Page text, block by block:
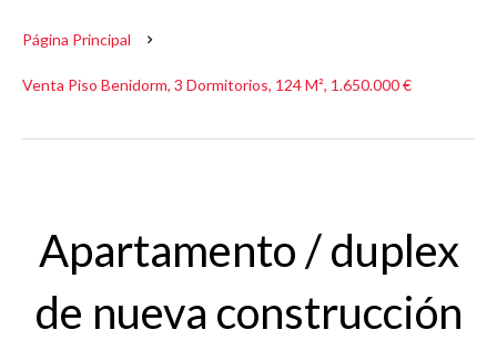
Página Principal
Venta Piso Benidorm, 3 Dormitorios, 124 M², 1.650.000 €
Apartamento / duplex
de nueva construcción